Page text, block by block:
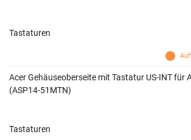
Tastaturen
Acer Gehäuseoberseite mit Tastatur US-INT für
(ASP14-51MTN)
Tastaturen